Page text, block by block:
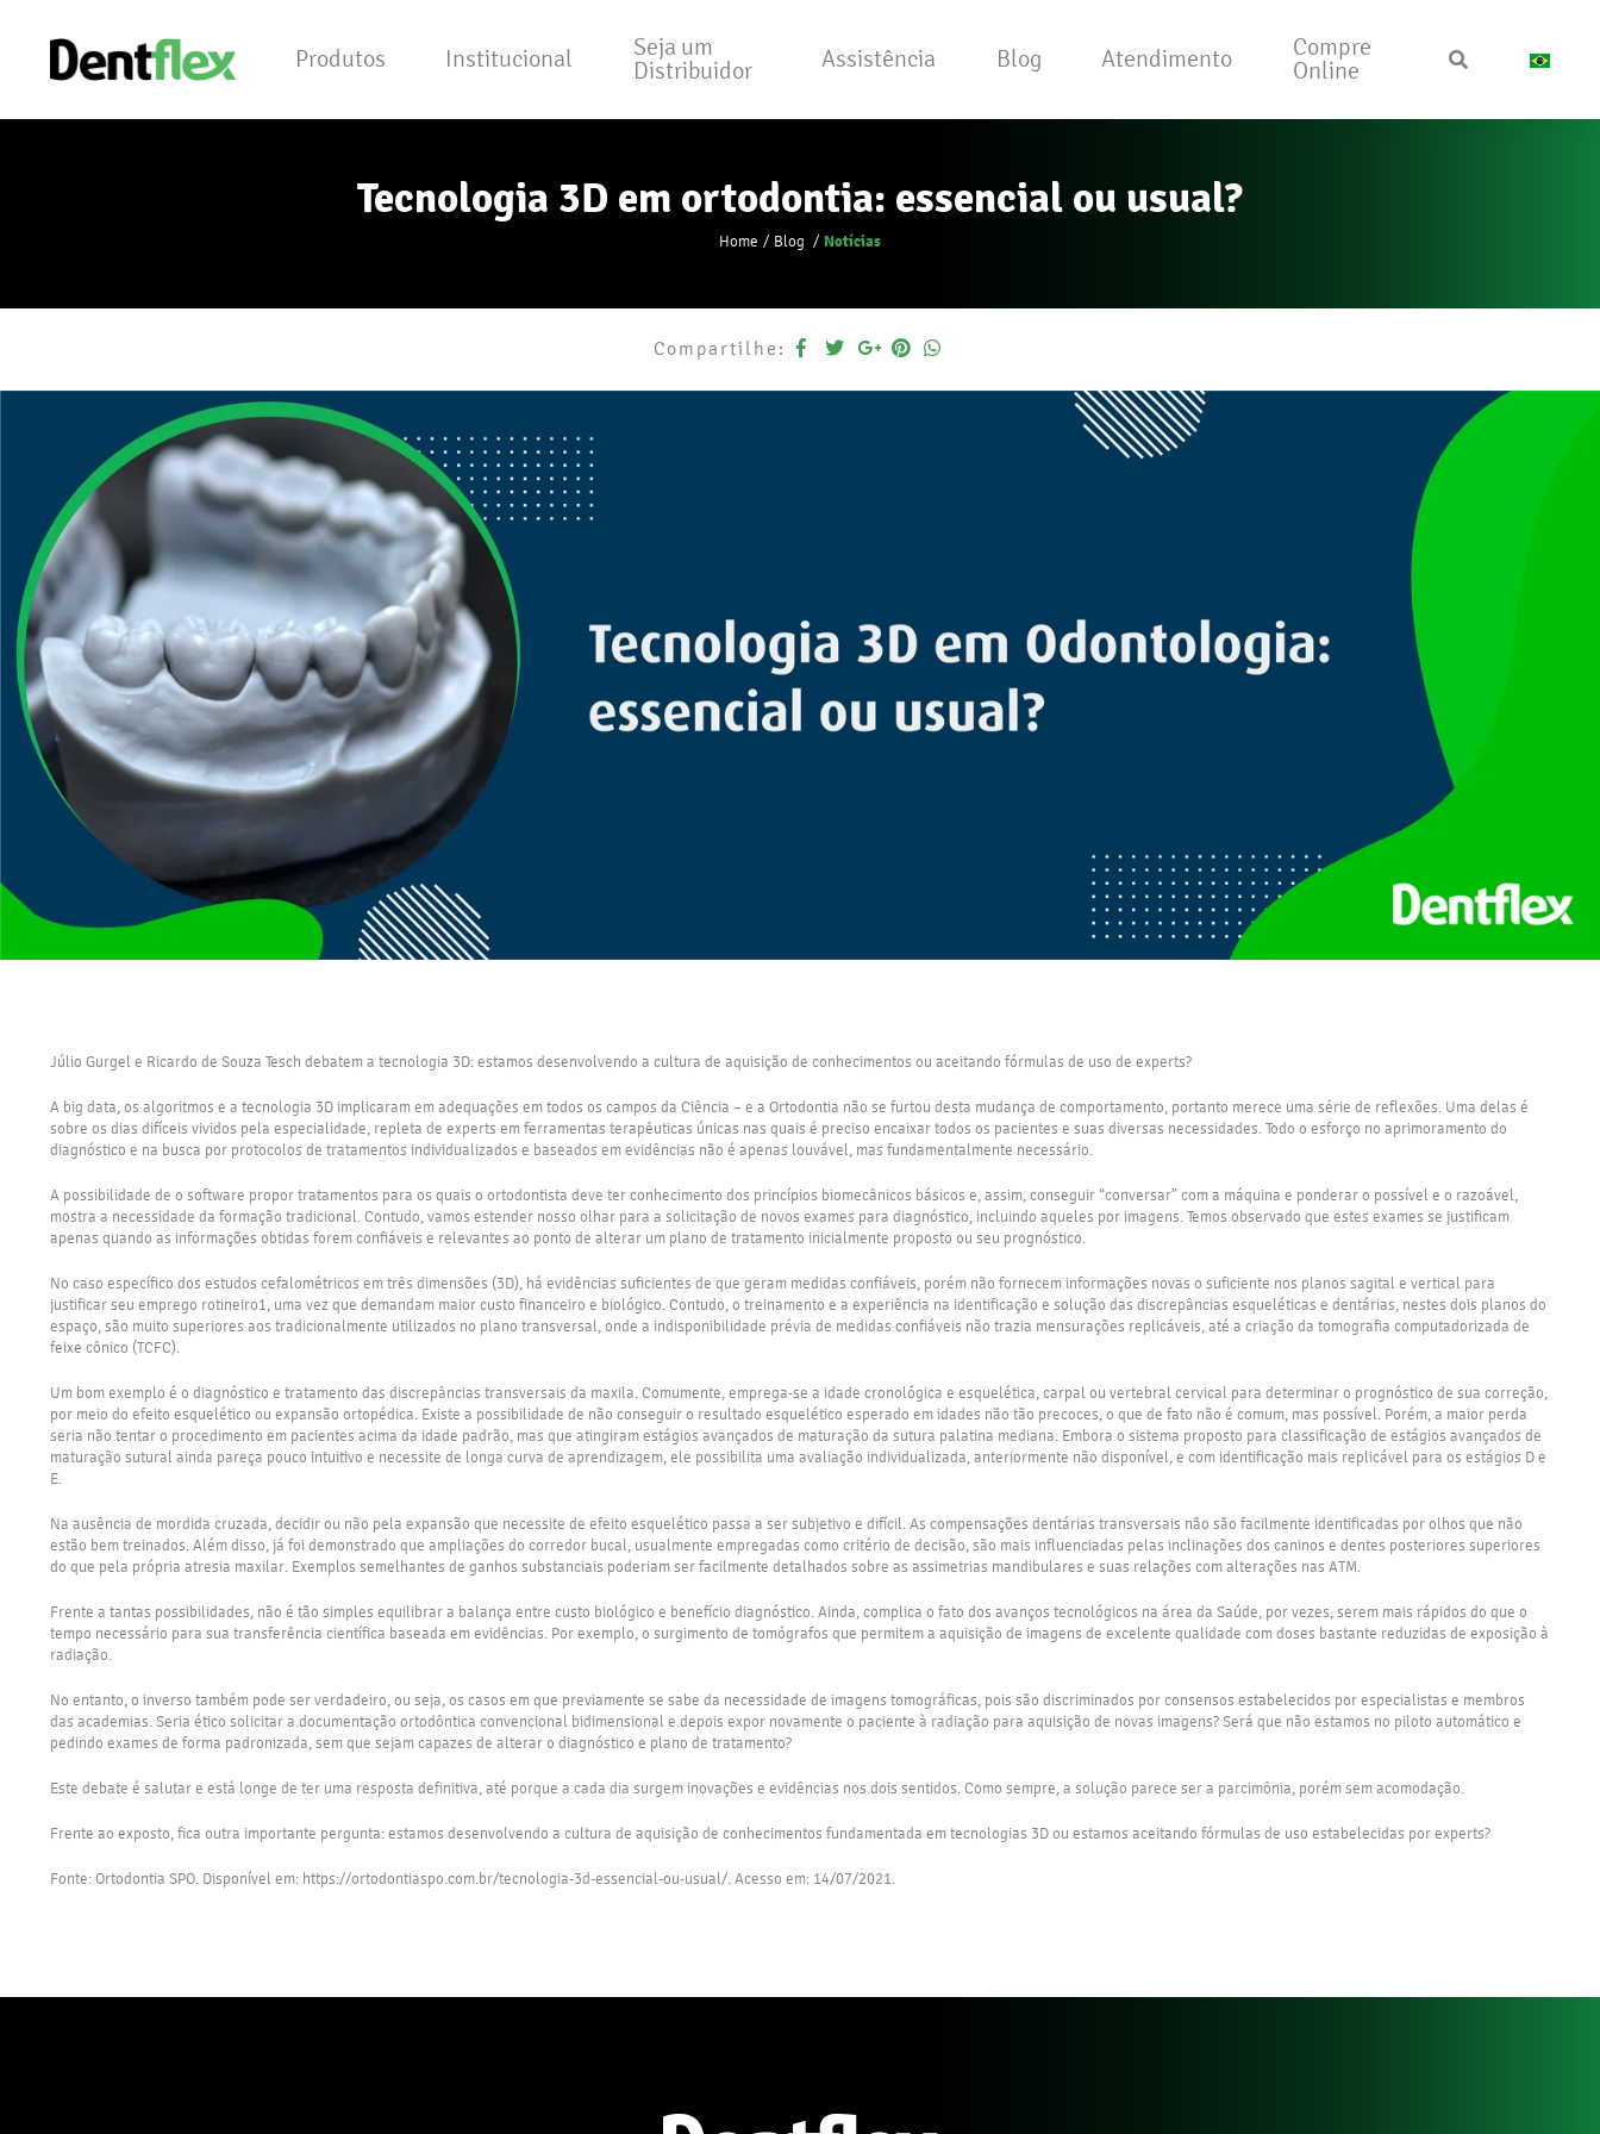
Produtos Institucional
Seja um
Distribuidor
Assistência Blog Atendimento
Compre
Online
Tecnologia 3D em ortodontia: essencial ou usual?
Home Blog Notícias
Compartilhe:
Júlio Gurgel e Ricardo de Souza Tesch debatem a tecnologia 3D: estamos desenvolvendo a cultura de aquisição de conhecimentos ou aceitando fórmulas de uso de experts?
A big data, os algoritmos e a tecnologia 3D implicaram em adequações em todos os campos da Ciência – e a Ortodontia não se furtou desta mudança de comportamento, portanto merece uma série de reflexões. Uma delas é
sobre os dias difíceis vividos pela especialidade, repleta de experts em ferramentas terapêuticas únicas nas quais é preciso encaixar todos os pacientes e suas diversas necessidades. Todo o esforço no aprimoramento do
diagnóstico e na busca por protocolos de tratamentos individualizados e baseados em evidências não é apenas louvável, mas fundamentalmente necessário.
A possibilidade de o software propor tratamentos para os quais o ortodontista deve ter conhecimento dos princípios biomecânicos básicos e, assim, conseguir “conversar” com a máquina e ponderar o possível e o razoável,
mostra a necessidade da formação tradicional. Contudo, vamos estender nosso olhar para a solicitação de novos exames para diagnóstico, incluindo aqueles por imagens. Temos observado que estes exames se justificam
apenas quando as informações obtidas forem confiáveis e relevantes ao ponto de alterar um plano de tratamento inicialmente proposto ou seu prognóstico.
No caso específico dos estudos cefalométricos em três dimensões (3D), há evidências suficientes de que geram medidas confiáveis, porém não fornecem informações novas o suficiente nos planos sagital e vertical para
justificar seu emprego rotineiro1, uma vez que demandam maior custo financeiro e biológico. Contudo, o treinamento e a experiência na identificação e solução das discrepâncias esqueléticas e dentárias, nestes dois planos do
espaço, são muito superiores aos tradicionalmente utilizados no plano transversal, onde a indisponibilidade prévia de medidas confiáveis não trazia mensurações replicáveis, até a criação da tomografia computadorizada de
feixe cônico (TCFC).
Um bom exemplo é o diagnóstico e tratamento das discrepâncias transversais da maxila. Comumente, emprega-se a idade cronológica e esquelética, carpal ou vertebral cervical para determinar o prognóstico de sua correção,
por meio do efeito esquelético ou expansão ortopédica. Existe a possibilidade de não conseguir o resultado esquelético esperado em idades não tão precoces, o que de fato não é comum, mas possível. Porém, a maior perda
seria não tentar o procedimento em pacientes acima da idade padrão, mas que atingiram estágios avançados de maturação da sutura palatina mediana. Embora o sistema proposto para classificação de estágios avançados de
maturação sutural ainda pareça pouco intuitivo e necessite de longa curva de aprendizagem, ele possibilita uma avaliação individualizada, anteriormente não disponível, e com identificação mais replicável para os estágios D e
E.
Na ausência de mordida cruzada, decidir ou não pela expansão que necessite de efeito esquelético passa a ser subjetivo e difícil. As compensações dentárias transversais não são facilmente identificadas por olhos que não
estão bem treinados. Além disso, já foi demonstrado que ampliações do corredor bucal, usualmente empregadas como critério de decisão, são mais influenciadas pelas inclinações dos caninos e dentes posteriores superiores
do que pela própria atresia maxilar. Exemplos semelhantes de ganhos substanciais poderiam ser facilmente detalhados sobre as assimetrias mandibulares e suas relações com alterações nas ATM.
Frente a tantas possibilidades, não é tão simples equilibrar a balança entre custo biológico e benefício diagnóstico. Ainda, complica o fato dos avanços tecnológicos na área da Saúde, por vezes, serem mais rápidos do que o
tempo necessário para sua transferência científica baseada em evidências. Por exemplo, o surgimento de tomógrafos que permitem a aquisição de imagens de excelente qualidade com doses bastante reduzidas de exposição à
radiação.
No entanto, o inverso também pode ser verdadeiro, ou seja, os casos em que previamente se sabe da necessidade de imagens tomográficas, pois são discriminados por consensos estabelecidos por especialistas e membros
das academias. Seria ético solicitar a documentação ortodôntica convencional bidimensional e depois expor novamente o paciente à radiação para aquisição de novas imagens? Será que não estamos no piloto automático e
pedindo exames de forma padronizada, sem que sejam capazes de alterar o diagnóstico e plano de tratamento?
Este debate é salutar e está longe de ter uma resposta definitiva, até porque a cada dia surgem inovações e evidências nos dois sentidos. Como sempre, a solução parece ser a parcimônia, porém sem acomodação.
Frente ao exposto, fica outra importante pergunta: estamos desenvolvendo a cultura de aquisição de conhecimentos fundamentada em tecnologias 3D ou estamos aceitando fórmulas de uso estabelecidas por experts?
Fonte: Ortodontia SPO. Disponível em: https://ortodontiaspo.com.br/tecnologia-3d-essencial-ou-usual/. Acesso em: 14/07/2021.